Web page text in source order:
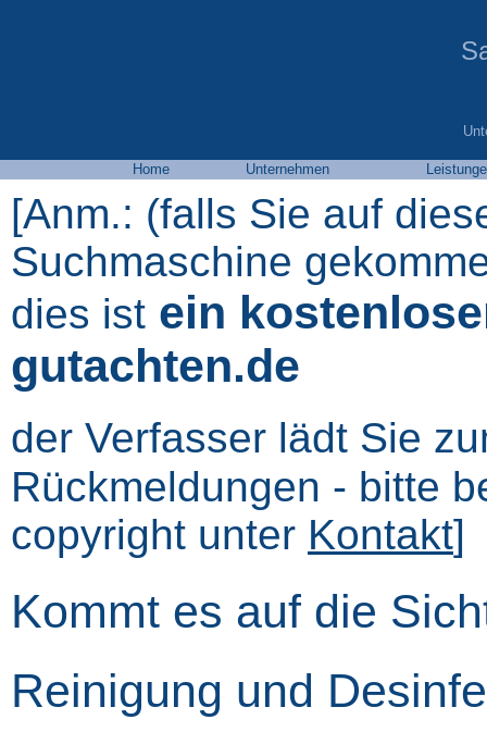
Home Unternehmen
[Anm.: (falls Sie auf
Suchmaschine
dies ist ein
gutachten.de
der Verfasser lädt Sie
Rückmeldungen - bitte
copyright unter Kontakt]
Kommt es auf die
Reinigung und